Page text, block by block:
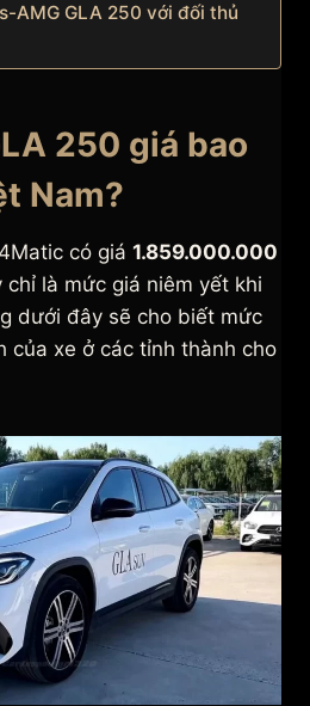
AMG GLA 250 với đối thủ
250 giá bao
Nam?
có giá 1.859.000.000
chỉ là mức giá niêm yết khi
dưới đây sẽ cho biết mức
của xe ở các tỉnh thành cho